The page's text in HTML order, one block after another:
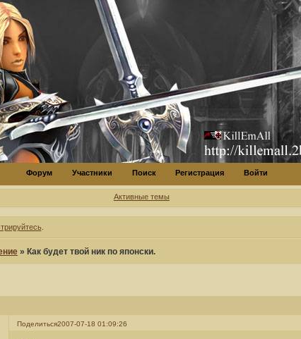
Форум Участники Поиск Регистрация Войти
Активные темы
.
»Как будет твой ник по японски.
Поделиться2007-07-18 01:09:26